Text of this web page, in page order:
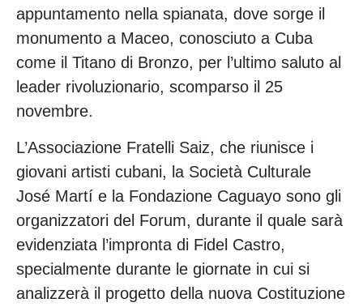
appuntamento nella spianata, dove sorge il
monumento a Maceo, conosciuto a Cuba
come il Titano di Bronzo, per l’ultimo saluto al
leader rivoluzionario, scomparso il 25
novembre.
L’Associazione Fratelli Saiz, che riunisce i
giovani artisti cubani, la Società Culturale
José Martí e la Fondazione Caguayo sono gli
organizzatori del Forum, durante il quale sarà
evidenziata l’impronta di Fidel Castro,
specialmente durante le giornate in cui si
analizzerà il progetto della nuova Costituzione